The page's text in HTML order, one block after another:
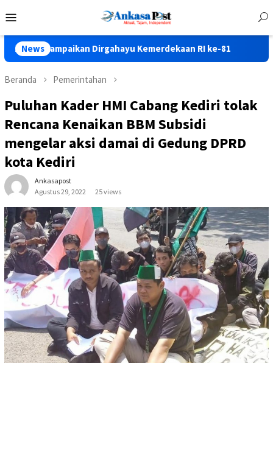
ke
Mobile
NewsDirgahayu Kemerdekaan RI ke-81 Lomba
Beranda Pemerintahan
Puluhan Kader HMI Cabang Kediri tolak
Rencana Kenaikan BBM Subsidi
mengelar aksi damai di Gedung DPRD
kota Kediri
Ankasapost
Agustus 29, 2022
25 views